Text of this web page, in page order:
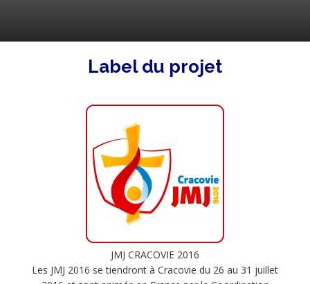
Label du projet
JMJ CRACOVIE 2016
Les JMJ 2016 se tiendront à Cracovie du 26 au 31 juillet